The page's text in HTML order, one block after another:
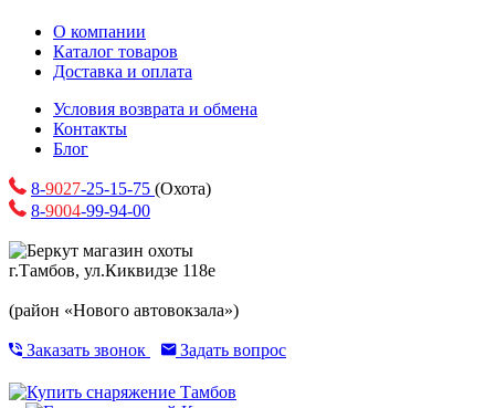
О компании
Каталог товаров
Доставка и оплата
Условия возврата и обмена
Контакты
Блог
8-9027-25-15-75 (Охота)
8-9004-99-94-00
г.Тамбов, ул.Киквидзе 118е
(район «Нового автовокзала»)
Заказать звонок Задать вопрос